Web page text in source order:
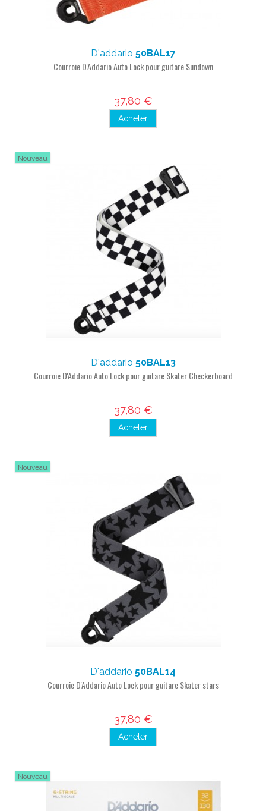
D'addario 50BAL17
Courroie D'Addario Auto Lock pour guitare Sundown
37,80 €
Acheter
Nouveau
D'addario 50BAL13
Courroie D'Addario Auto Lock pour guitare Skater Checkerboard
37,80 €
Acheter
Nouveau
D'addario 50BAL14
Courroie D'Addario Auto Lock pour guitare Skater stars
37,80 €
Acheter
Nouveau